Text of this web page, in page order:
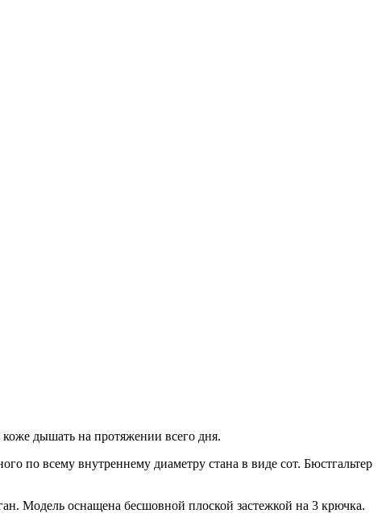
дышать на протяжении всего дня.
по всему внутреннему диаметру стана в виде сот. Бюстгальтер
Модель оснащена бесшовной плоской застежкой на 3 крючка.